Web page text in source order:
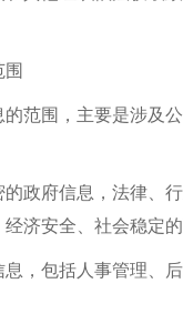
围，主要是涉及公
府信息，法律、行
济安全、社会稳定
包括人事管理、后